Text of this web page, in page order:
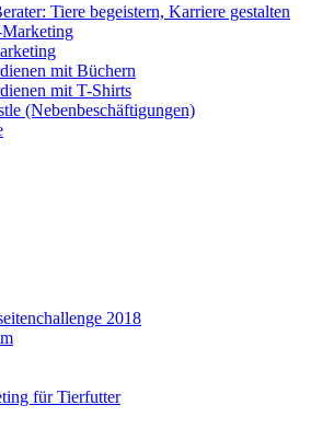
Tiere begeistern, Karriere gestalten
mit Büchern
mit T-Shirts
(Nebenbeschäftigungen)
2018
für Tierfutter